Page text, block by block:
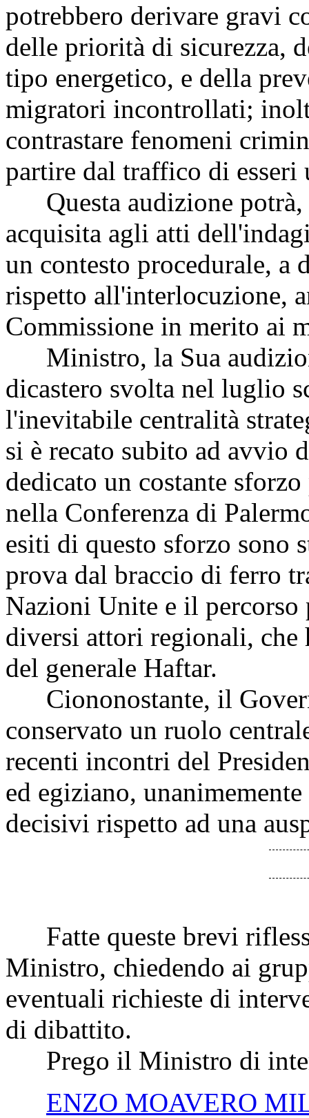
potrebbero derivare gravi
delle priorità di sicurezza,
tipo energetico, e della
migratori incontrollati;
contrastare fenomeni
partire dal traffico di esseri
Questa audizione potrà,
acquisita agli atti
un contesto procedurale, a
rispetto all'interlocuzione,
Commissione in merito ai
Ministro, la Sua
dicastero svolta nel luglio
l'inevitabile centralità
si è recato subito ad avvio
dedicato un costante
nella Conferenza di
esiti di questo sforzo sono
prova dal braccio di ferro
Nazioni Unite e il
diversi attori regionali,
del generale Haftar.
Ciononostante, il
conservato un ruolo
recenti incontri del
ed egiziano,
decisivi rispetto ad una
Fatte queste brevi
Ministro, chiedendo ai
eventuali richieste di
di dibattito.
Prego il Ministro di
ENZO MOAVERO